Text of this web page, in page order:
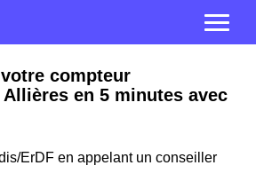
compteur
en 5 minutes avec
ErDF en appelant un conseiller